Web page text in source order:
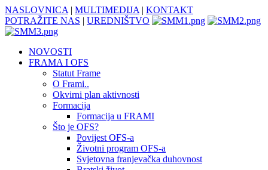
NASLOVNICA | MULTIMEDIJA | KONTAKT
POTRAŽITE NAS | UREDNIŠTVO
NOVOSTI
FRAMA I OFS
Statut Frame
O Frami..
Okvirni plan aktivnosti
Formacija
Formacija u FRAMI
Što je OFS?
Povijest OFS-a
Životni program OFS-a
Svjetovna franjevačka duhovnost